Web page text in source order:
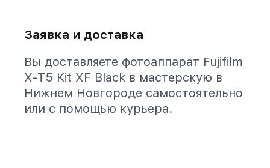
Заявка и доставка
Вы доставляете фотоаппарат Fujifilm
X-T5 Kit XF Black в мастерскую в
Нижнем Новгороде самостоятельно
или с помощью курьера.